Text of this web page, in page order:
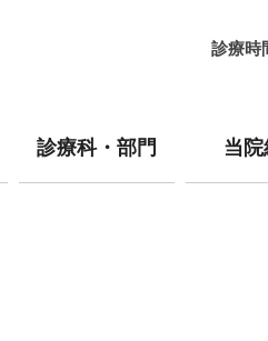
診療時
診療科・部門 当